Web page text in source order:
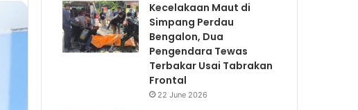
Kecelakaan Maut di
Simpang Perdau
Bengalon, Dua
Pengendara Tewas
Terbakar Usai Tabrakan
Frontal
22 June 2026